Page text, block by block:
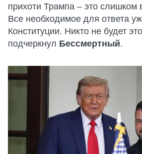
прихоти Трампа – это слишком
Все необходимое для ответа
Конституции. Никто не будет
подчеркнул Бессмертный.